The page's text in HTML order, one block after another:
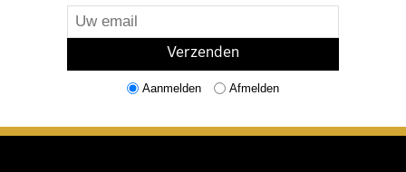
Aanmelden Afmelden